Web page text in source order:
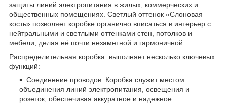
защиты линий электропитания в жилых, коммерческих и
общественных помещениях. Светлый оттенок «Слоновая
кость» позволяет коробке органично вписаться в интерьер с
нейтральными и светлыми оттенками стен, потолков и
мебели, делая её почти незаметной и гармоничной.
Распределительная коробка выполняет несколько ключевых
функций:
Соединение проводов. Коробка служит местом
объединения линий электропитания, освещения и
розеток, обеспечивая аккуратное и надежное